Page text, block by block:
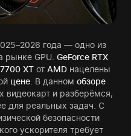
года — одно из
рынке GPU. GeForce RTX
XT от AMD нацелены
цене . В данном обзоре
видеокарт и разберёмся,
для реальных задач. С
безопасности
ускорителя требует